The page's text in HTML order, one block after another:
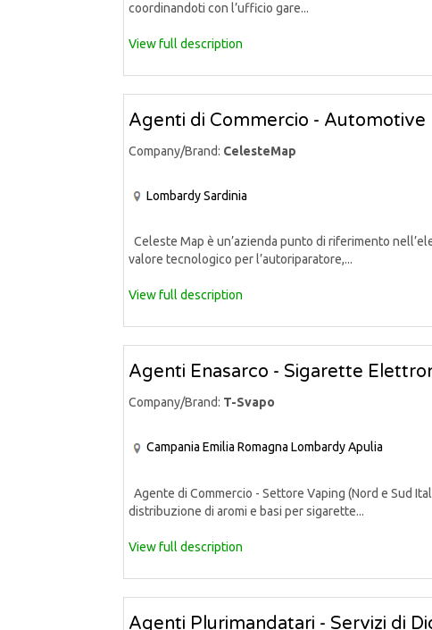
coordinandoti con l’ufficio gare...
View full description
Agenti di Commercio - Automotive
Company/Brand: CelesteMap
LombardySardinia
Celeste Map è un’azienda punto di riferimento
valore tecnologico per l’autoriparatore,...
View full description
Agenti Enasarco - Sigarette
Company/Brand: T-Svapo
Campania Emilia Romagna LombardyApulia
Agente di Commercio - Settore Vaping (Nord e Sud
distribuzione di aromi e basi per sigarette...
View full description
Agenti Plurimandatari - Servizi di